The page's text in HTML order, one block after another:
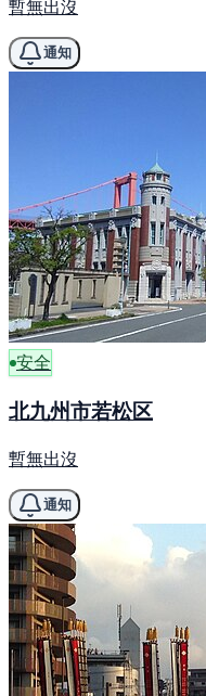
暫無出沒
通知
安全
北九州市若松区
暫無出沒
通知